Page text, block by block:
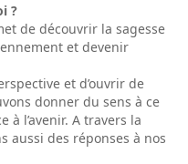
?
de découvrir la sagesse
et devenir
et d’ouvrir de
donner du sens à ce
à l’avenir. A travers la
aussi des réponses à nos